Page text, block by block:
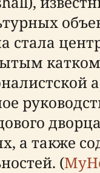
стала
катком
а также
(